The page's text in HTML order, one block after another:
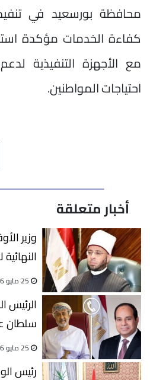
محافظة بورسعيد في
كفاءة الخدمات مؤكدة
مع الأجهزة التنفيذية
احتياجات المواطنين.
أخبار متعلقة
وزير
المبارك
25 مايو 2026 04:18 م
الرئيس
سلطان
المبارك
25 مايو 2026 05:42 م
رئيس